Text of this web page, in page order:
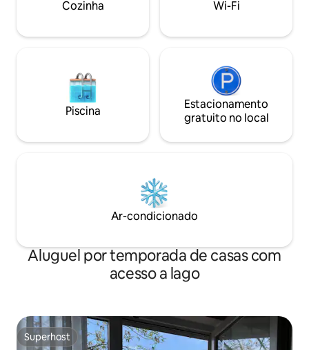
Cozinha Wi-Fi
Piscina
Estacionamento
gratuito no local
Ar-condicionado
Aluguel por temporada de casas com
acesso a lago
Superhost
Superhost